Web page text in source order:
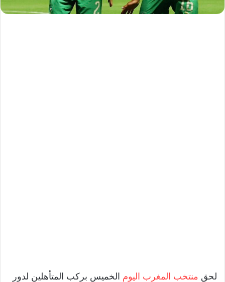
لحق منتخب المغرب اليوم الخميس بركب المتأهلين لدور